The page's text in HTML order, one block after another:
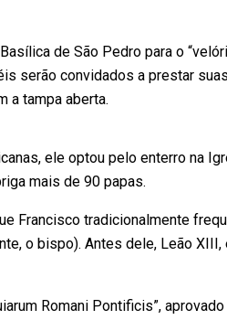
de São Pedro para o
serão convidados a prestar
a tampa aberta.
ele optou pelo enterro na
mais de 90 papas.
Francisco tradicionalmente
o bispo). Antes dele, Leão
Romani Pontificis”,